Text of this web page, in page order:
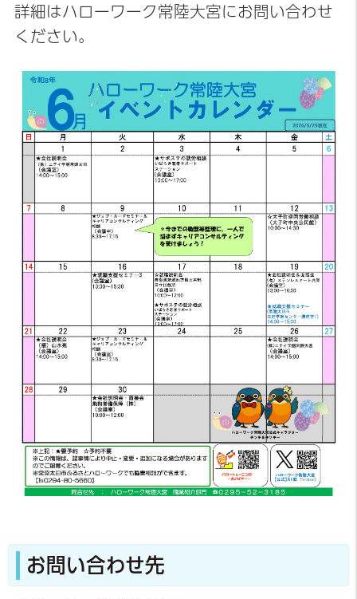
詳細はハローワーク常陸大宮にお問い合わせ
ください。
お問い合わせ先